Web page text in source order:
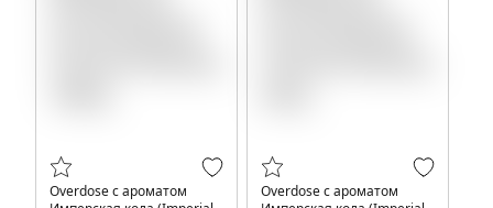
Overdose с ароматом
Overdose с ароматом